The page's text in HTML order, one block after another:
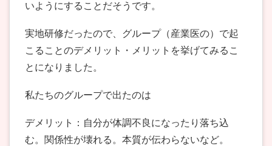
いようにすることだそうです。
実地研修だったので、グループ（産業医の）で起
こることのデメリット・メリットを挙げてみるこ
とになりました。
私たちのグループで出たのは
デメリット：自分が体調不良になったり落ち込
む。関係性が壊れる。本質が伝わらないなど。